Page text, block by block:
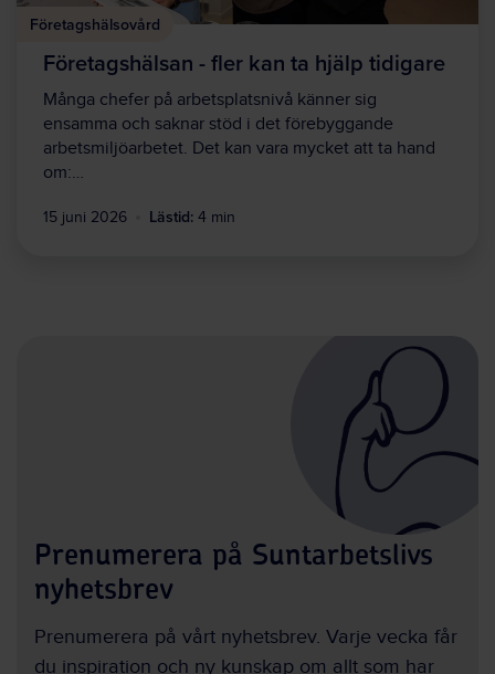
Företagshälsovård
Företagshälsan - fler kan ta hjälp tidigare
Många chefer på arbetsplatsnivå känner sig
ensamma och saknar stöd i det förebyggande
arbetsmiljöarbetet. Det kan vara mycket att ta hand
om:…
15 juni 2026 Lästid: 4 min
Prenumerera på Suntarbetslivs
nyhetsbrev
Prenumerera på vårt nyhetsbrev. Varje vecka får
du inspiration och ny kunskap om allt som har